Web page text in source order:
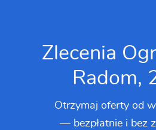
Zlecenia
Radom,
Otrzymaj oferty od
— bezpłatnie i bez